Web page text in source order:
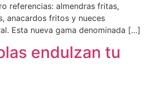
referencias: almendras fritas,
anacardos fritos y nueces
Esta nueva gama denominada […]
endulzan tu